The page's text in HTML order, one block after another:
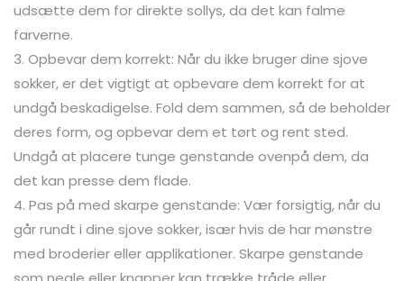
udsætte dem for direkte sollys, da det kan falme
farverne.
3. Opbevar dem korrekt: Når du ikke bruger dine sjove
sokker, er det vigtigt at opbevare dem korrekt for at
undgå beskadigelse. Fold dem sammen, så de beholder
deres form, og opbevar dem et tørt og rent sted.
Undgå at placere tunge genstande ovenpå dem, da
det kan presse dem flade.
4. Pas på med skarpe genstande: Vær forsigtig, når du
går rundt i dine sjove sokker, især hvis de har mønstre
med broderier eller applikationer. Skarpe genstande